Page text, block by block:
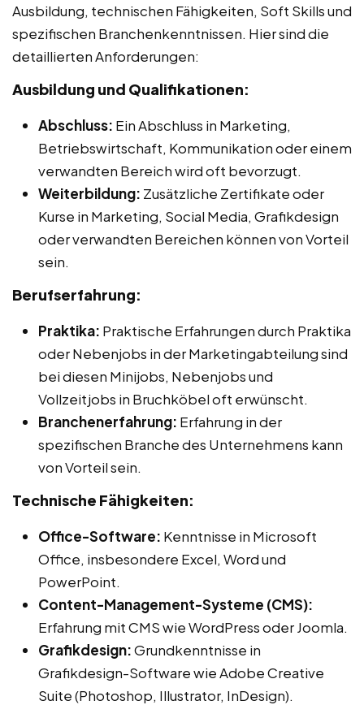
Ausbildung, technischen Fähigkeiten, Soft Skills und
spezifischen Branchenkenntnissen. Hier sind die
detaillierten Anforderungen:
Ausbildung und Qualifikationen:
Abschluss: Ein Abschluss in Marketing,
Betriebswirtschaft, Kommunikation oder einem
verwandten Bereich wird oft bevorzugt.
Weiterbildung: Zusätzliche Zertifikate oder
Kurse in Marketing, Social Media, Grafikdesign
oder verwandten Bereichen können von Vorteil
sein.
Berufserfahrung:
Praktika: Praktische Erfahrungen durch Praktika
oder Nebenjobs in der Marketingabteilung sind
bei diesen Minijobs, Nebenjobs und
Vollzeitjobs in Bruchköbel oft erwünscht.
Branchenerfahrung: Erfahrung in der
spezifischen Branche des Unternehmens kann
von Vorteil sein.
Technische Fähigkeiten:
Office-Software: Kenntnisse in Microsoft
Office, insbesondere Excel, Word und
PowerPoint.
Content-Management-Systeme (CMS):
Erfahrung mit CMS wie WordPress oder Joomla.
Grafikdesign:Grundkenntnisse in
Grafikdesign-Software wie Adobe Creative
Suite (Photoshop, Illustrator, InDesign).